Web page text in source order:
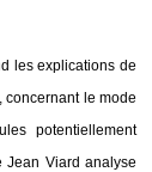
les explications de
concernant le mode
potentiellement
Jean Viard analyse